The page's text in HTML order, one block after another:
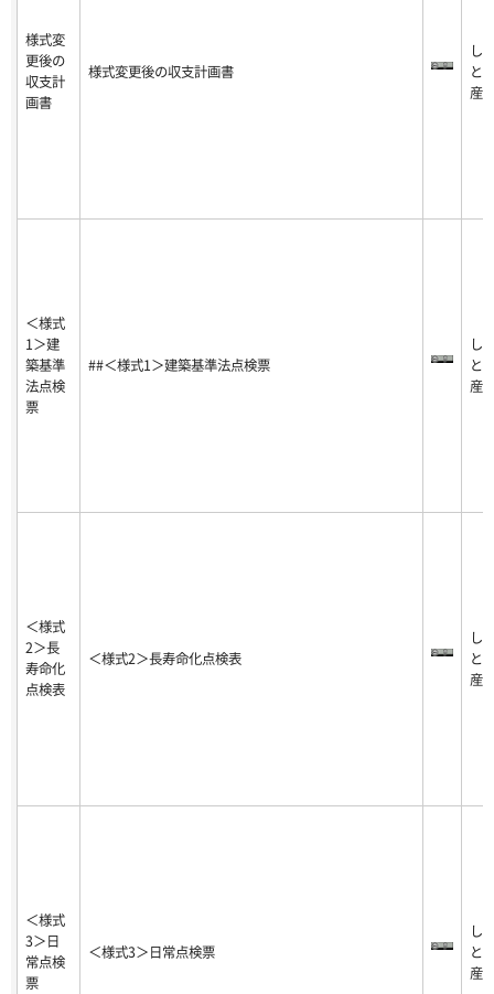
様式変
更後の
収支計
画書
様式変更後の収支計画書
し
と
産
＜様式
1＞建
築基準
法点検
票
##＜様式1＞建築基準法点検票
し
と
産
＜様式
2＞長
寿命化
点検表
＜様式2＞長寿命化点検表
し
と
産
＜様式
3＞日
常点検
票
＜様式3＞日常点検票
し
と
産